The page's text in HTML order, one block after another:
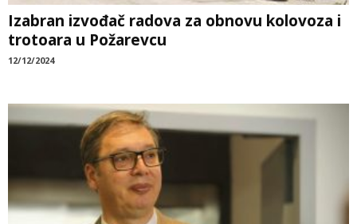
Izabran izvođač radova za obnovu kolovoza i
trotoara u Požarevcu
12/12/2024